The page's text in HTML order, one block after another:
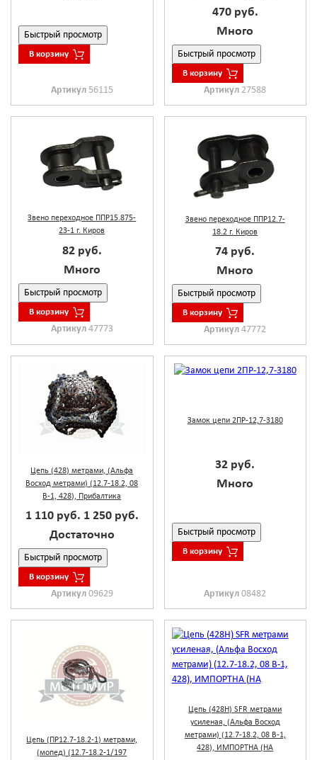
Быстрый просмотр
В корзину
Артикул 56115
470 руб.
Много
Быстрый просмотр
В корзину
Артикул 27588
Звено переходное ППР15.875-
23-1 г. Киров
82 руб.
Много
Быстрый просмотр
В корзину
Артикул 47773
Звено переходное ППР12.7-
18.2 г. Киров
74 руб.
Много
Быстрый просмотр
В корзину
Артикул47772
Цепь (428) метрами, (Альфа
Восход метрами) (12.7-18.2, 08
В-1, 428), Прибалтика
1 110 руб. 1 250 руб.
Достаточно
Быстрый просмотр
В корзину
Артикул 09629
Замок цепи 2ПР-12,7-3180
32 руб.
Много
Быстрый просмотр
В корзину
Артикул08482
Цепь (ПР12.7-18.2-1) метрами,
(мопед) (12.7-18.2-1/197
Цепь (428H) SFR метрами
усиленая, (Альфа Восход
метрами) (12.7-18.2, 08 В-1,
428), ИМПОРТНА (НА